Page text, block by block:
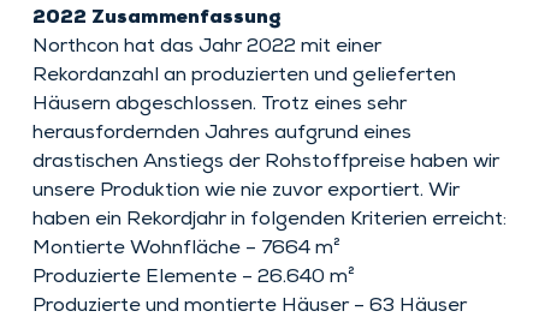
2022 Zusammenfassung
Northcon hat das Jahr 2022 mit einer
Rekordanzahl an produzierten und gelieferten
Häusern abgeschlossen. Trotz eines sehr
herausfordernden Jahres aufgrund eines
drastischen Anstiegs der Rohstoffpreise haben wir
unsere Produktion wie nie zuvor exportiert. Wir
haben ein Rekordjahr in folgenden Kriterien erreicht:
Montierte Wohnfläche – 7664 m²
Produzierte Elemente – 26.640 m²
Produzierte und montierte Häuser – 63 Häuser